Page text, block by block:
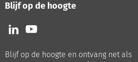
Blijf op de hoogte
Volg
ons
LinkedIn
Volg
ons
Youtube
Blijf op de hoogte en ontvang net als